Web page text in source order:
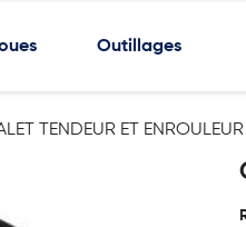
Outillages
TENDEUR ET ENROULEUR